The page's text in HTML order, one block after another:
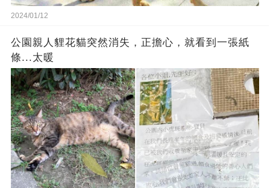
2024/01/12
公園親人貍花貓突然消失，正擔心，就看到一張紙
條...太暖